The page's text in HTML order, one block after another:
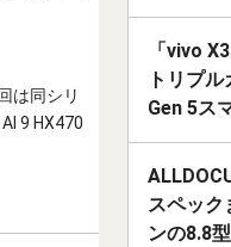
は同シリ
9 HX470
「vivo
トリプ
Gen 5ス
スペック
ンの8.8